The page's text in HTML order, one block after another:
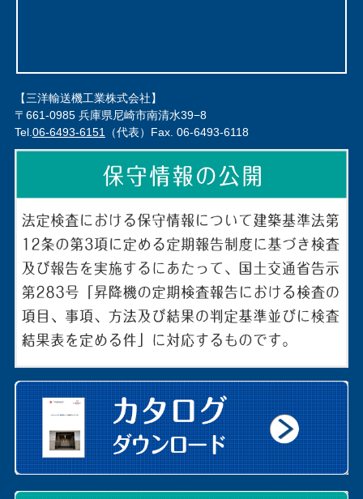
【三洋輸送機工業株式会社】
〒661-0985 兵庫県尼崎市南清水39−8
Tel. 06-6493-6151 （代表）Fax. 06-6493-6118